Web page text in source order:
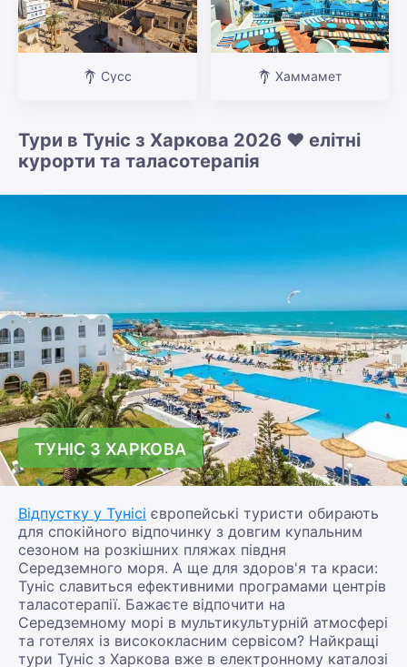
Сусс Хаммамет
Тури в Туніс з Харкова 2026 ❤️ елітні
курорти та таласотерапія
ТУНІС З ХАРКОВА
Відпустку у Тунісі європейські туристи обирають
для спокійного відпочинку з довгим купальним
сезоном на розкішних пляжах півдня
Середземного моря. А ще для здоров'я та краси:
Туніс славиться ефективними програмами центрів
таласотерапії. Бажаєте відпочити на
Середземному морі в мультикультурній атмосфері
та готелях із висококласним сервісом? Найкращі
тури Туніс з Харкова вже в електронному каталозі